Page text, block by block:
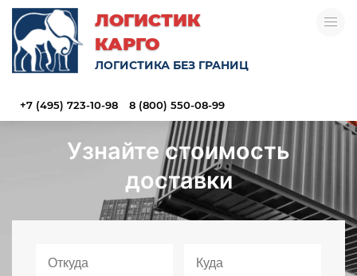
ЛОГИСТИК
КАРГО
ЛОГИСТИКА БЕЗ ГРАНИЦ
+7 (495) 723-10-98 8 (800) 550-08-99
Узнайте стоимость
доставки